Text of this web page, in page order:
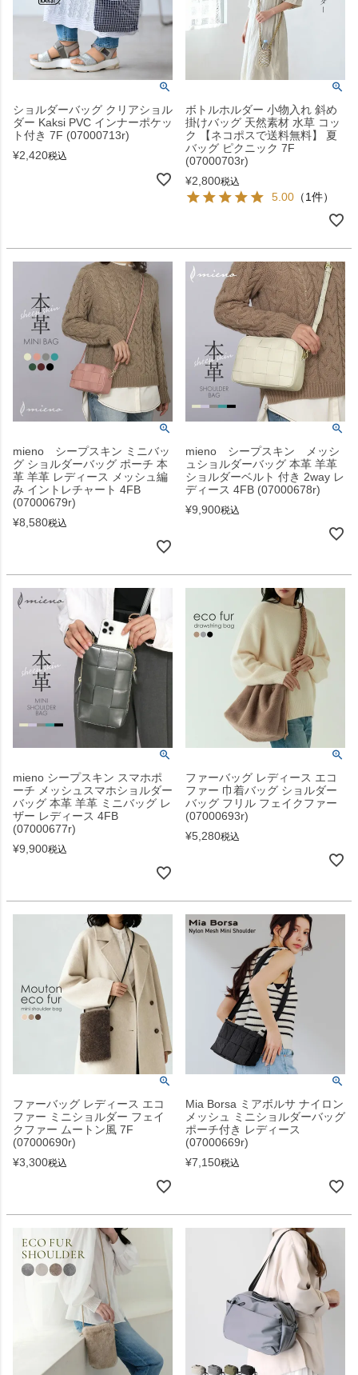
ショルダーバッグ クリアショル
ダー Kaksi PVC インナーポケッ
ト付き 7F (07000713r)
¥2,420税込
ボトルホルダー 小物入れ 斜め
掛けバッグ 天然素材 水草 コッ
ク 【ネコポスで送料無料】 夏
バッグ ピクニック 7F
(07000703r)
¥2,800税込
5.00 （1件）
mieno シープスキン ミニバッ
グ ショルダーバッグ ポーチ 本
革 羊革 レディース メッシュ編
み イントレチャート 4FB
(07000679r)
¥8,580税込
mieno シープスキン メッシ
ュショルダーバッグ 本革 羊革
ショルダーベルト 付き 2way レ
ディース 4FB (07000678r)
¥9,900税込
mieno シープスキン スマホポ
ーチ メッシュスマホショルダー
バッグ 本革 羊革 ミニバッグ レ
ザー レディース 4FB
(07000677r)
¥9,900税込
ファーバッグ レディース エコ
ファー 巾着バッグ ショルダー
バッグ フリル フェイクファー
(07000693r)
¥5,280税込
ファーバッグ レディース エコ
ファー ミニショルダー フェイ
クファー ムートン風 7F
(07000690r)
¥3,300税込
Mia Borsa ミアボルサ ナイロン
メッシュ ミニショルダーバッグ
ポーチ付き レディース
(07000669r)
¥7,150税込